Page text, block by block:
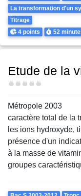
La transformation d'un
Titrage
Points
4 points Durée
52
Etude de la
Difficulté
Métropole 2003
caractère total de la
les ions hydroxyde,
présence d'un
à la masse de
groupes